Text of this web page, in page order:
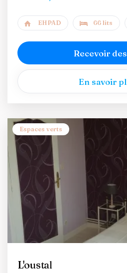
EHPAD 66 lits
Recevoir
En savoir
Espaces verts
L'oustal